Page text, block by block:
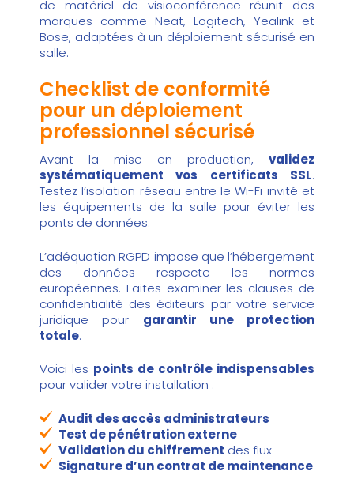
de matériel de visioconférence réunit des
marques comme Neat, Logitech, Yealink et
Bose, adaptées à un déploiement sécurisé en
salle.
Checklist de conformité
pour un déploiement
professionnel sécurisé
Avant la mise en production, validez
systématiquement vos certificats SSL.
Testez l’isolation réseau entre le Wi-Fi invité et
les équipements de la salle pour éviter les
ponts de données.
L’adéquation RGPD impose que l’hébergement
des données respecte les normes
européennes. Faites examiner les clauses de
confidentialité des éditeurs par votre service
juridique pour garantir une protection
totale.
Voici les points de contrôle indispensables
pour valider votre installation :
Audit des accès administrateurs
Test de pénétration externe
Validation du chiffrement des flux
Signature d’un contrat de maintenance